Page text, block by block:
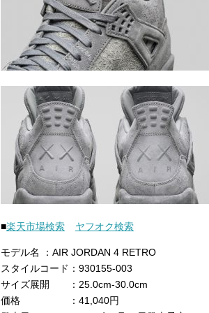
■楽天市場検索 ヤフオク検索
モデル名 ：AIR JORDAN 4 RETRO
スタイルコード：930155-003
サイズ展開 ：25.0cm-30.0cm
価格 ：41,040円